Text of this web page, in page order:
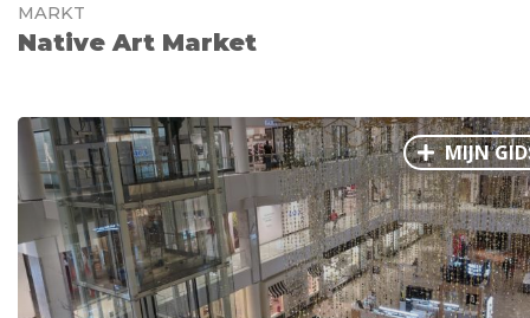
MARKT
Native Art Market
MIJN